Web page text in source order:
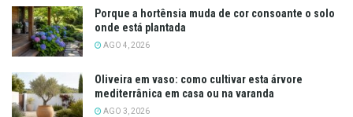
Porque a hortênsia muda de cor consoante o solo
onde está plantada
AGO 4, 2026
Oliveira em vaso: como cultivar esta árvore
mediterrânica em casa ou na varanda
AGO 3, 2026